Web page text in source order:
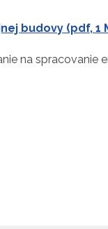
budovy (pdf, 1
na spracovanie